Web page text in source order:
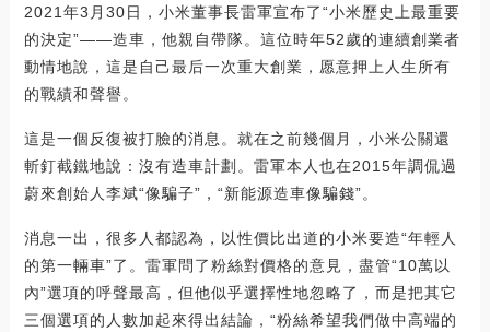
2021年3月30日，小米董事長雷軍宣布了“小米歷史上最重要
的決定”——造車，他親自帶隊。這位時年52歲的連續創業者
動情地說，這是自己最后一次重大創業，愿意押上人生所有
的戰績和聲譽。
這是一個反復被打臉的消息。就在之前幾個月，小米公關還
斬釘截鐵地說：沒有造車計劃。雷軍本人也在2015年調侃過
蔚來創始人李斌“像騙子”，“新能源造車像騙錢”。
消息一出，很多人都認為，以性價比出道的小米要造“年輕人
的第一輛車”了。雷軍問了粉絲對價格的意見，盡管“10萬以
內”選項的呼聲最高，但他似乎選擇性地忽略了，而是把其它
三個選項的人數加起來得出結論，“粉絲希望我們做中高端的